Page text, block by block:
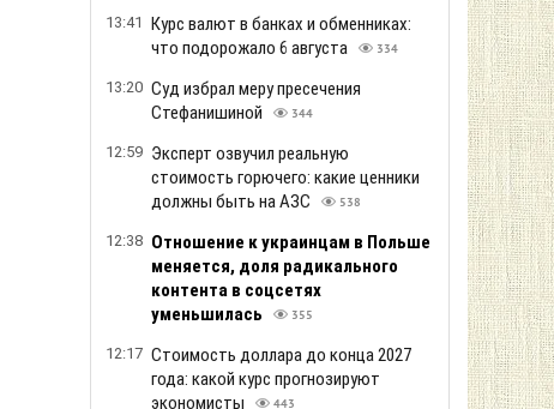
13:41 Курс валют в банках и обменниках:
что подорожало 6 августа
334
13:20 Суд избрал меру пресечения
Стефанишиной
344
12:59 Эксперт озвучил реальную
стоимость горючего: какие ценники
должны быть на АЗС
538
12:38 Отношение к украинцам в Польше
меняется, доля радикального
контента в соцсетях
уменьшилась
355
12:17 Стоимость доллара до конца 2027
года: какой курс прогнозируют
экономисты
443